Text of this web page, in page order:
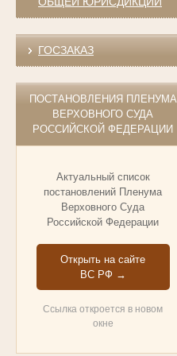
ГОСЗАКАЗ
ПОСТАНОВЛЕНИЯ ПЛЕНУМА
ВЕРХОВНОГО СУДА
РОССИЙСКОЙ ФЕДЕРАЦИИ
Актуальный список
постановлений Пленума
Верховного Суда
Российской Федерации
Открыть на сайте
ВС РФ →
Ссылка откроется в новом
окне